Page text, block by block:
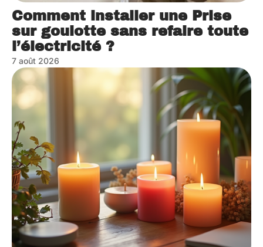
Comment installer une Prise
sur goulotte sans refaire toute
l’électricité ?
7 août 2026